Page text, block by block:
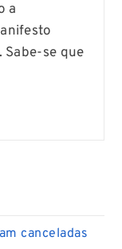
a
Sabe-se que
canceladas